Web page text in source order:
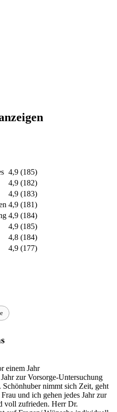
4,9 (185)
4,9 (182)
4,9 (183)
4,9 (181)
4,9 (184)
4,9 (185)
4,8 (184)
4,9 (177)
einem Jahr
zur Vorsorge-Untersuchung
nimmt sich Zeit, geht
und ich gehen jedes Jahr zur
voll zufrieden. Herr Dr.